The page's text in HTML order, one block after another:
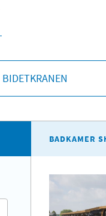
BIDETKRANEN
BADKAMER